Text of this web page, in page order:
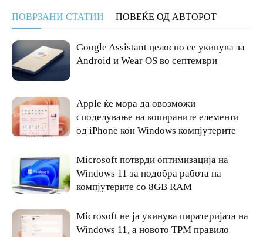
ПОВРЗАНИ СТАТИИ ПОВЕЌЕ ОД АВТОРОТ
Google Assistant целосно се укинува за
Android и Wear OS во септември
Apple ќе мора да овозможи
споделување на копираните елементи
од iPhone кон Windows компјутерите
Microsoft потврди оптимизација на
Windows 11 за подобра работа на
компјутерите со 8GB RAM
Microsoft не ја укинува пиратеријата на
Windows 11, а новото TPM правило